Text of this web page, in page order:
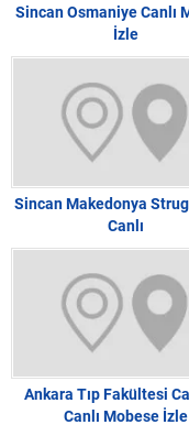
Sincan Osmaniye Canlı
İzle
Sincan Makedonya
Canlı
Ankara Tıp Fakültesi
Canlı Mobese İzle